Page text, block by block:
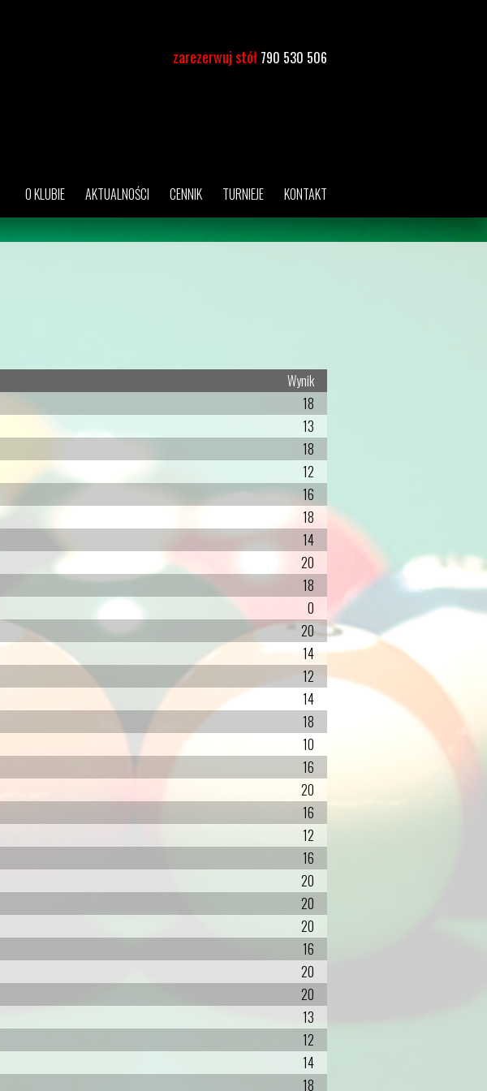
zarezerwuj stół 790 530 506
O KLUBIE AKTUALNOŚCI CENNIK TURNIEJE KONTAKT
Wynik
18
13
18
12
16
18
14
20
18
0
20
14
12
14
18
10
16
20
16
12
16
20
20
20
16
20
20
13
12
14
18